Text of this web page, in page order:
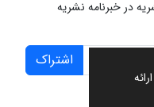
در خبرنامه نشریه
اشتراک